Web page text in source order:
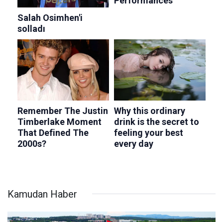
Kamudan Haber